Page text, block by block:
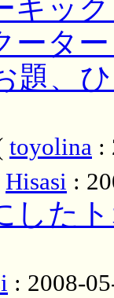
キッ
ータ
題、
toyolina :
Hisasi :
した
: 2008-